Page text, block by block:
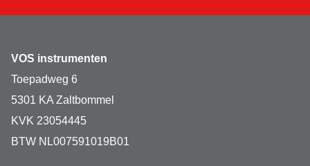
VOS instrumenten
Toepadweg 6
5301 KA Zaltbommel
KVK 23054445
BTW NL007591019B01